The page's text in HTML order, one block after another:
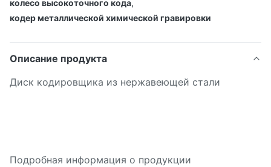
колесо высокоточного кода,
кодер металлической химической гравировки
Описание продукта
Диск кодировщика из нержавеющей стали
Подробная информация о продукции